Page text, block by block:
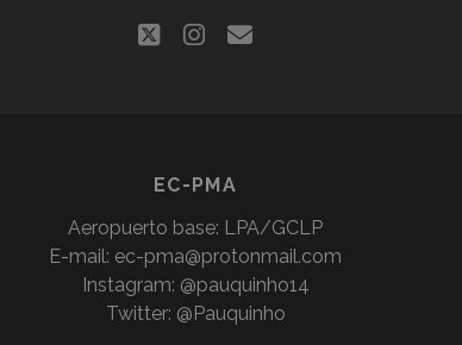
twitterinstagram
correo
EC-PMA
Aeropuerto base: LPA/GCLP
E-mail: ec-pma@protonmail.com
Instagram: @pauquinho14
Twitter: @Pauquinho